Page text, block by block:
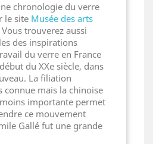
chronologie du verre
le site Musée des arts
Vous trouverez aussi
des inspirations
du verre en France
du XXe siècle, dans
La filiation
connue mais la chinoise
importante permet
ce mouvement
Gallé fut une grande